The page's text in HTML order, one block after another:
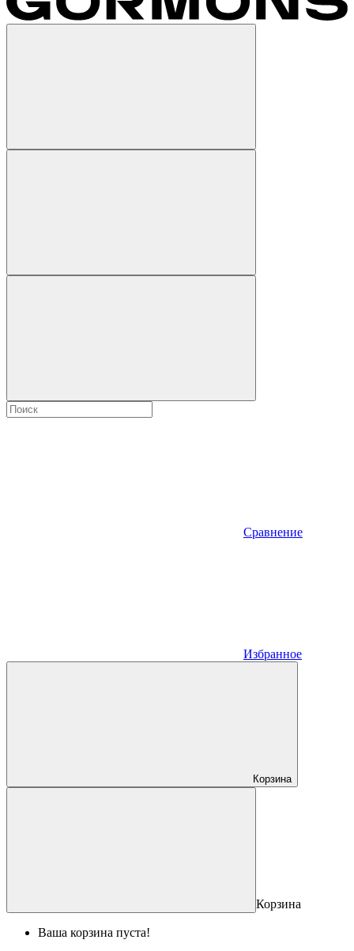
Сравнение
Избранное
Корзина
Корзина
Ваша корзина пуста!